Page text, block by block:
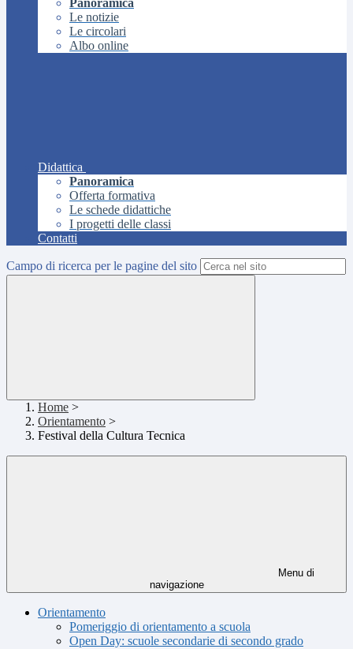
Panoramica
Le notizie
Le circolari
Albo online
Didattica
Panoramica
Offerta formativa
Le schede didattiche
I progetti delle classi
Contatti
Campo di ricerca per le pagine del sito
Home >
Orientamento >
Festival della Cultura Tecnica
Menu di
navigazione
Orientamento
Pomeriggio di orientamento a scuola
Open Day: scuole secondarie di secondo grado